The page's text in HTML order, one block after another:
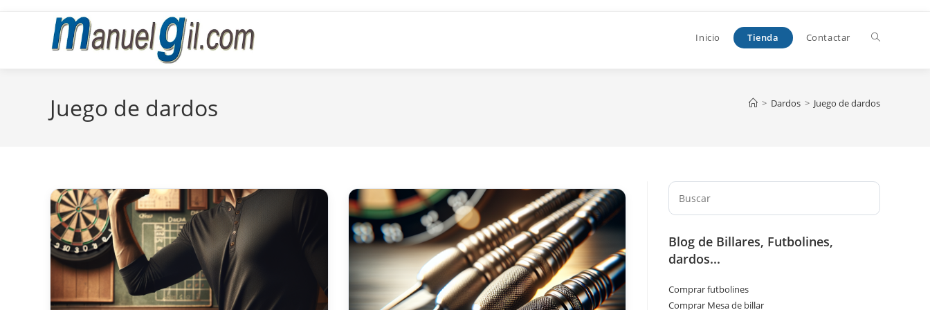
Inicio Tienda Contactar Alternar
Juego de dardos > Dardos > Juego de dardos
Pulsa
Blog de Billares, Futbolines,
dardos...
Comprar futbolines
Comprar Mesa de billar